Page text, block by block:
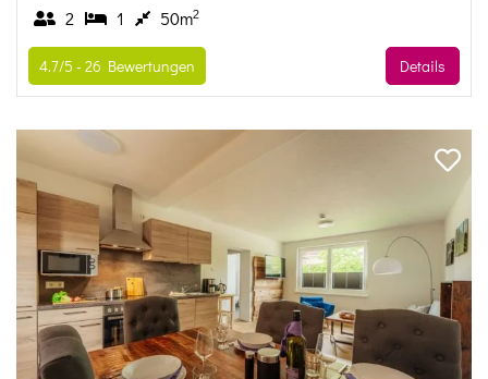
2 1 50m2
Details
4.7/5 - 26 Bewertungen